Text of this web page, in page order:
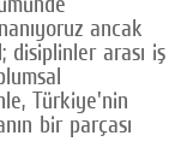
ancak
disiplinler arası iş
Türkiye'nin
bir parçası